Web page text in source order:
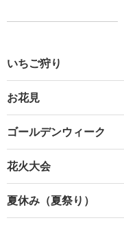
いちご狩り
お花見
ゴールデンウィーク
花火大会
夏休み（夏祭り）